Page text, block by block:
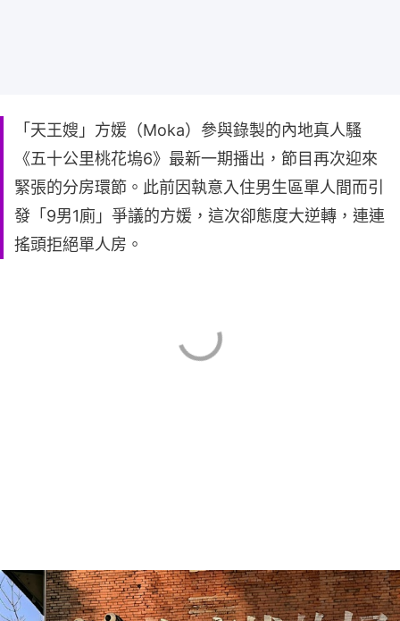
「天王嫂」方媛（Moka）參與錄製的內地真人騷
《五十公里桃花塢6》最新一期播出，節目再次迎來
緊張的分房環節。此前因執意入住男生區單人間而引
發「9男1廁」爭議的方媛，這次卻態度大逆轉，連連
搖頭拒絕單人房。